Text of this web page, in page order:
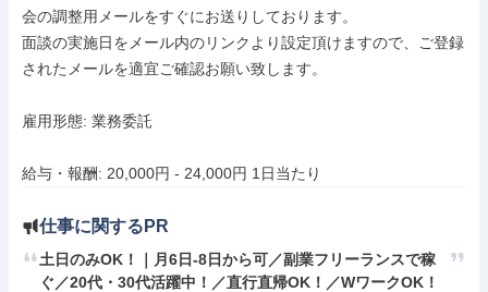
会の調整用メールをすぐにお送りしております。
面談の実施日をメール内のリンクより設定頂けますので、ご登録
されたメールを適宜ご確認お願い致します。
雇用形態: 業務委託
給与・報酬: 20,000円 - 24,000円 1日当たり
仕事に関するPR
土日のみOK！｜月6日-8日から可／副業フリーランスで稼
ぐ／20代・30代活躍中！／直行直帰OK！／WワークOK！